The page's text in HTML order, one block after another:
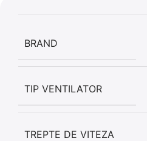
BRAND
TIP VENTILATOR
TREPTE DE VITEZA